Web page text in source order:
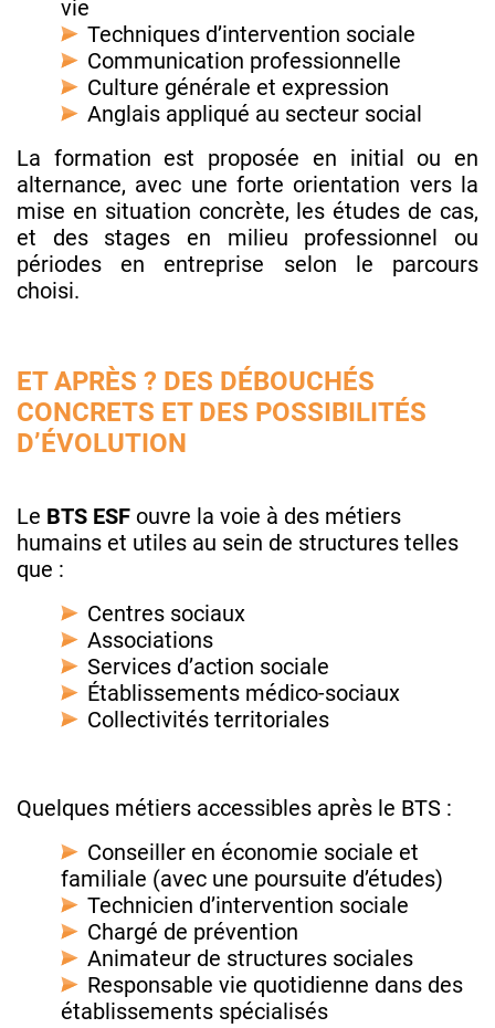
vie
Techniques d’intervention sociale
Communication professionnelle
Culture générale et expression
Anglais appliqué au secteur social
La formation est proposée en initial ou en
alternance, avec une forte orientation vers la
mise en situation concrète, les études de cas,
et des stages en milieu professionnel ou
périodes en entreprise selon le parcours
choisi.
ET APRÈS ? DES DÉBOUCHÉS
CONCRETS ET DES POSSIBILITÉS
D’ÉVOLUTION
Le BTS ESF ouvre la voie à des métiers
humains et utiles au sein de structures telles
que :
Centres sociaux
Associations
Services d’action sociale
Établissements médico-sociaux
Collectivités territoriales
Quelques métiers accessibles après le BTS :
Conseiller en économie sociale et
familiale (avec une poursuite d’études)
Technicien d’intervention sociale
Chargé de prévention
Animateur de structures sociales
Responsable vie quotidienne dans des
établissements spécialisés